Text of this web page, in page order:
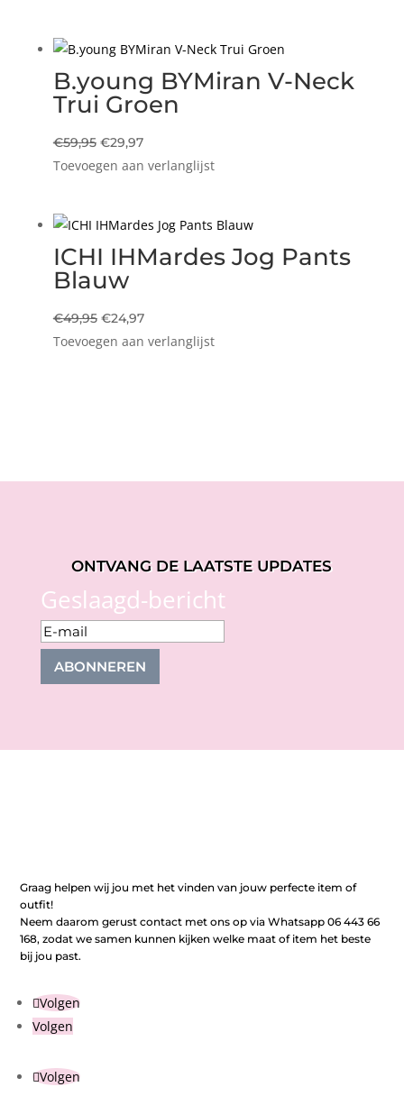
B.young BYMiran V-Neck
Trui Groen
€59,95 Oorspronkelijke
prijs
€29,97Huidige
prijs
Toevoegen aan verlanglijst
ICHI IHMardes Jog Pants
Blauw
€49,95 Oorspronkelijke
prijs
€24,97Huidige
prijs
Toevoegen aan verlanglijst
ONTVANG DE LAATSTE UPDATES
Geslaagd-bericht
ABONNEREN
Graag helpen wij jou met het vinden van jouw perfecte item of
outfit!
Neem daarom gerust contact met ons op via Whatsapp 06 443 66
168, zodat we samen kunnen kijken welke maat of item het beste
bij jou past.
Volgen
Volgen
Volgen